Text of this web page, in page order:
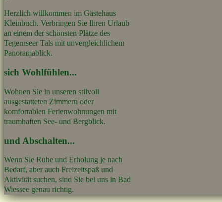
Herzlich willkommen im Gästehaus
Kleinbuch. Verbringen Sie Ihren Urlaub
an einem der schönsten Plätze des
Tegernseer Tals mit unvergleichlichem
Panoramablick.
sich Wohlfühlen...
Wohnen Sie in unseren stilvoll
ausgestatteten Zimmern oder
komfortablen Ferienwohnungen mit
traumhaften See- und Bergblick.
und Abschalten...
Wenn Sie Ruhe und Erholung je nach
Bedarf, aber auch Freizeitspaß und
Aktivität suchen, sind Sie bei uns in Bad
Wiessee genau richtig.